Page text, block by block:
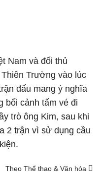
Nam và đối thủ
Trường vào lúc
đấu mang ý nghĩa
bối cảnh tấm vé đi
trò ông Kim, sau khi
2 trận vì sử dụng cầu
Theo Thể thao & Văn hóa